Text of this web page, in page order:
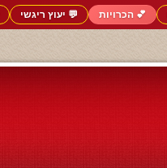
💕 הכרויות 💬 יעוץ ריגשי